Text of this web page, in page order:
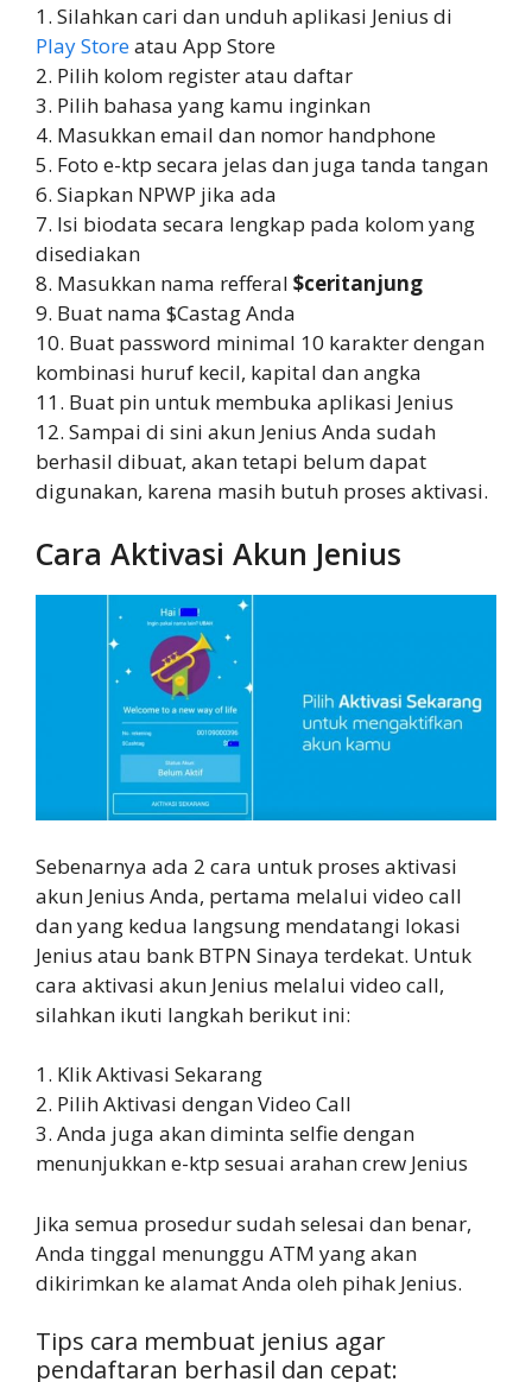
1. Silahkan cari dan unduh aplikasi Jenius di
Play Storeatau App Store
2. Pilih kolom register atau daftar
3. Pilih bahasa yang kamu inginkan
4. Masukkan email dan nomor handphone
5. Foto e-ktp secara jelas dan juga tanda tangan
6. Siapkan NPWP jika ada
7. Isi biodata secara lengkap pada kolom yang
disediakan
8. Masukkan nama refferal $ceritanjung
9. Buat nama $Castag Anda
10. Buat password minimal 10 karakter dengan
kombinasi huruf kecil, kapital dan angka
11. Buat pin untuk membuka aplikasi Jenius
12. Sampai di sini akun Jenius Anda sudah
berhasil dibuat, akan tetapi belum dapat
digunakan, karena masih butuh proses aktivasi.
Cara Aktivasi Akun Jenius
Sebenarnya ada 2 cara untuk proses aktivasi
akun Jenius Anda, pertama melalui video call
dan yang kedua langsung mendatangi lokasi
Jenius atau bank BTPN Sinaya terdekat. Untuk
cara aktivasi akun Jenius melalui video call,
silahkan ikuti langkah berikut ini:
1. Klik Aktivasi Sekarang
2. Pilih Aktivasi dengan Video Call
3. Anda juga akan diminta selfie dengan
menunjukkan e-ktp sesuai arahan crew Jenius
Jika semua prosedur sudah selesai dan benar,
Anda tinggal menunggu ATM yang akan
dikirimkan ke alamat Anda oleh pihak Jenius.
Tips cara membuat jenius agar
pendaftaran berhasil dan cepat: